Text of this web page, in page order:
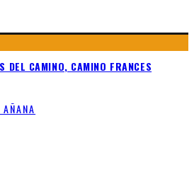
DEL CAMINO, CAMINO FRANCES